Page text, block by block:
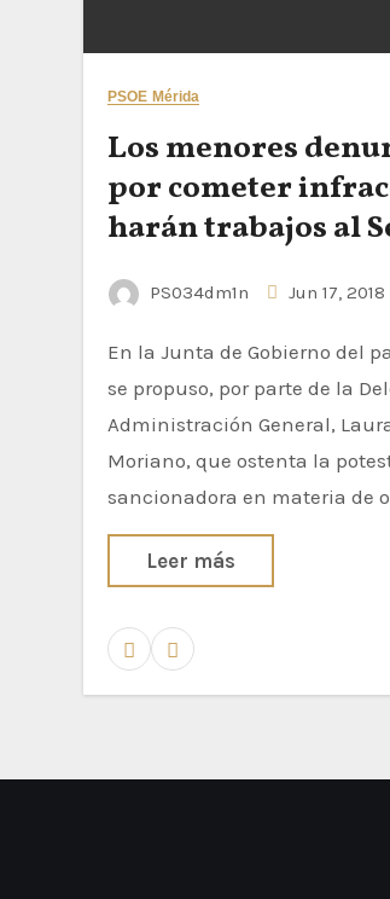
PSOE Mérida
Los menores
por cometer
harán trabajos al
de la Comunidad
PS034dm1n Jun 17, 2018
En la Junta de Gobierno del pasado viernes
se propuso, por parte de la
Administración General,
Moriano, que ostenta la
sancionadora en materia de
Leer más